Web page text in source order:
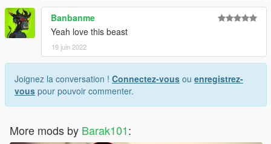
Banbanme
Yeah love this beast
19 juin 2022
Joignez la conversation ! Connectez-vous ou enregistrez-
vous pour pouvoir commenter.
More mods by Barak101: